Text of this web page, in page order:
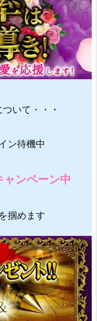
いて・・・
ン待機中
ンペーン中
掴めます